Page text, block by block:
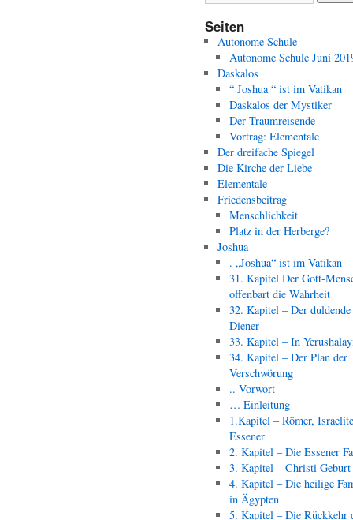
Seiten
Autonome Schule
Autonome Schule Juni
Daskalos
“ Joshua “ ist im Vatikan
Daskalos der Mystiker
Der Traumreisende
Vortrag: Elementale
Der dreifache Spiegel
Die Kirche der Liebe
Elementale
Friedensbeitrag
Menschlichkeit
Platz in der Herberge?
Joshua
. „Joshua“ ist im Vatikan
31. Kapitel Der Gott-
offenbart die Wahrheit
32. Kapitel – Der duldende
Diener
33. Kapitel – In
34. Kapitel – Der Plan der
Verschwörung
.. Vorwort
… Einleitung
1.Kapitel – Römer,
Essener
2. Kapitel – Die Essener
3. Kapitel – Christi Geburt
4. Kapitel – Die heilige
in Ägypten
5. Kapitel – Die Rückkehr